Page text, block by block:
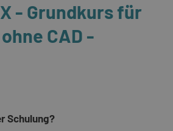
- Grundkurs für
CAD -
Schulung?